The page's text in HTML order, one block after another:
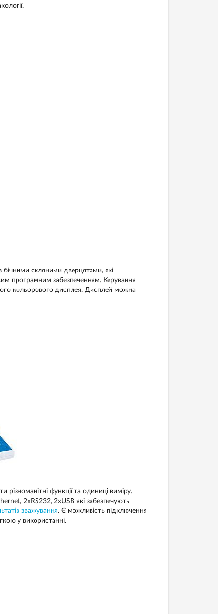
скляними дверцятами, які
програмним забезпеченням. Керування
кольорового дисплея. Дисплей можна
функції та одиниці виміру.
2xRS232, 2xUSB які забезпечують
зважування. Є можливість підключення
у використанні.